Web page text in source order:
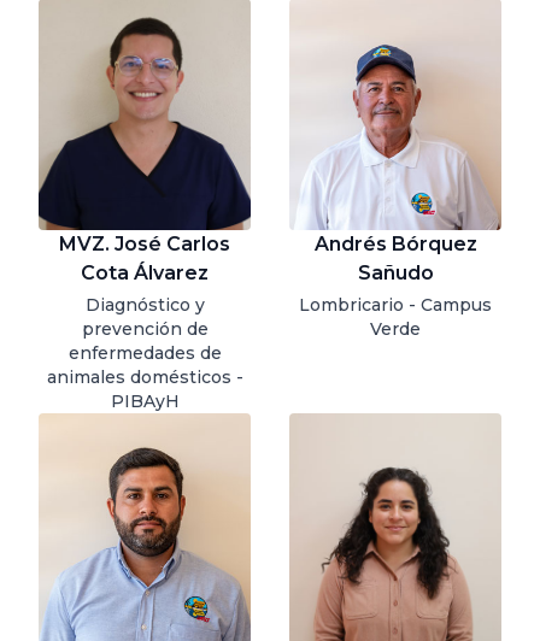
MVZ. José Carlos
Cota Álvarez
Diagnóstico y
prevención de
enfermedades de
animales domésticos -
PIBAyH
Andrés Bórquez
Sañudo
Lombricario - Campus
Verde